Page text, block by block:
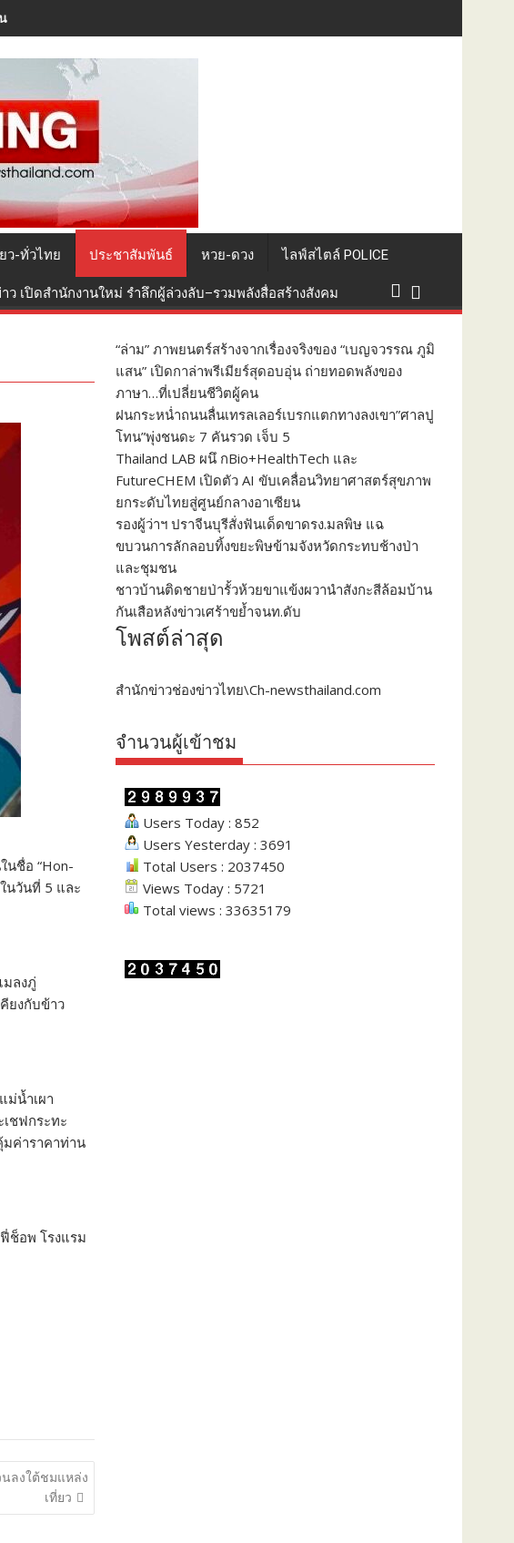
พุ่งชนดะ 7 คันรวด เจ็บ 5
ว-ทั่วไทย ประชาสัมพันธ์ หวย-ดวง ไลฟ์สไตล์ POLICE
ปิดสำนักงานใหม่ รำลึกผู้ล่วงลับ–รวมพลังสื่อสร้างสังคม
นชื่อ “Hon-
นวันที่ 5 และ
ลงภู่
ยงกับข้าว
ม่น้ำเผา
ชฟกระทะ
มค่าราคาท่าน
ช็อพ โรงแรม
ลงใต้ชมแหล่ง
เที่ยว
“ล่าม” ภาพยนตร์สร้างจากเรื่องจริงของ “เบญจวรรณ ภูมิ
แสน” เปิดกาล่าพรีเมียร์สุดอบอุ่น ถ่ายทอดพลังของ
ภาษา…ที่เปลี่ยนชีวิตผู้คน
ฝนกระหน่ำถนนลื่นเทรลเลอร์เบรกแตกทางลงเขา”ศาลปู
โทน”พุ่งชนดะ 7 คันรวด เจ็บ 5
Thailand LAB ผนึ กBio+HealthTech และ
FutureCHEM เปิดตัว AI ขับเคลื่อนวิทยาศาสตร์สุขภาพ
ยกระดับไทยสู่ศูนย์กลางอาเซียน
รองผู้ว่าฯ ปราจีนบุรีสั่งฟันเด็ดขาดรง.มลพิษ แฉ
ขบวนการลักลอบทิ้งขยะพิษข้ามจังหวัดกระทบช้างป่า
และชุมชน
ชาวบ้านติดชายป่ารั้วห้วยขาแข้งผวานำสังกะสีล้อมบ้าน
กันเสือหลังข่าวเศร้าขย้ำจนท.ดับ
โพสต์ล่าสุด
สำนักข่าวช่องข่าวไทย\Ch-newsthailand.com
จำนวนผู้เข้าชม
Users Today : 852
Users Yesterday : 3691
Total Users : 2037450
Views Today : 5721
Total views : 33635179